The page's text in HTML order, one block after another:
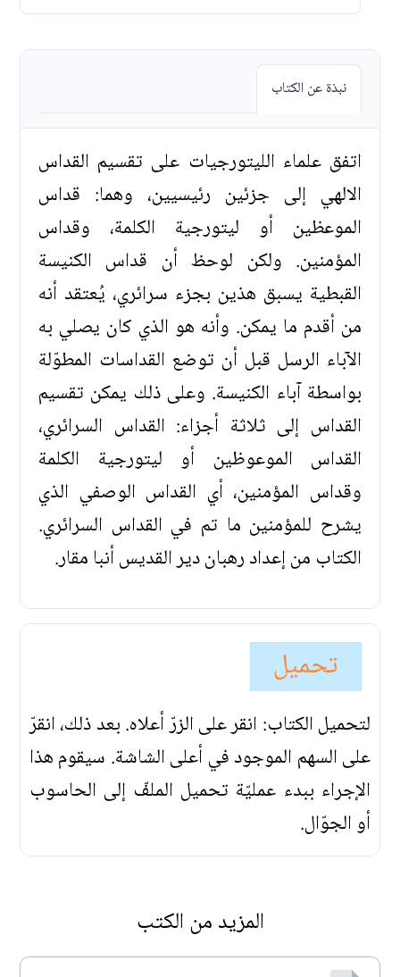
نبذة عن الكتاب
اتفق علماء الليتورجيات على تقسيم القداس
الالهي إلى جزئين رئيسيين، وهما: قداس
الموعظين أو ليتورجية الكلمة، وقداس
المؤمنين. ولكن لوحظ أن قداس الكنيسة
القبطية يسبق هذين بجزء سرائري، يُعتقد أنه
من أقدم ما يمكن. وأنه هو الذي كان يصلي به
الآباء الرسل قبل أن توضع القداسات المطوّلة
بواسطة آباء الكنيسة. وعلى ذلك يمكن تقسيم
القداس إلى ثلاثة أجزاء: القداس السرائري،
القداس الموعوظين أو ليتورجية الكلمة
وقداس المؤمنين، أي القداس الوصفي الذي
يشرح للمؤمنين ما تم في القداس السرائري.
الكتاب من إعداد رهبان دير القديس أنبا مقار.
تحميل
لتحميل الكتاب: انقر على الزرّ أعلاه. بعد ذلك، انقرّ
على السهم الموجود في أعلى الشاشة. سيقوم هذا
الإجراء ببدء عمليّة تحميل الملفّ إلى الحاسوب
أو الجوّال.
المزيد من الكتب